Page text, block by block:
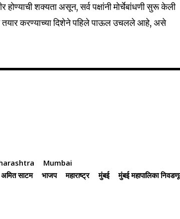
शक्यता असून, सर्व पक्षांनी मोर्चेबांधणी सुरू केली
तयार करण्याच्या दिशेने पहिले पाऊल उचलले आहे, असे
Mumbai
अमित साटम भाजप महाराष्ट्र मुंबई मुंबई महापालिका